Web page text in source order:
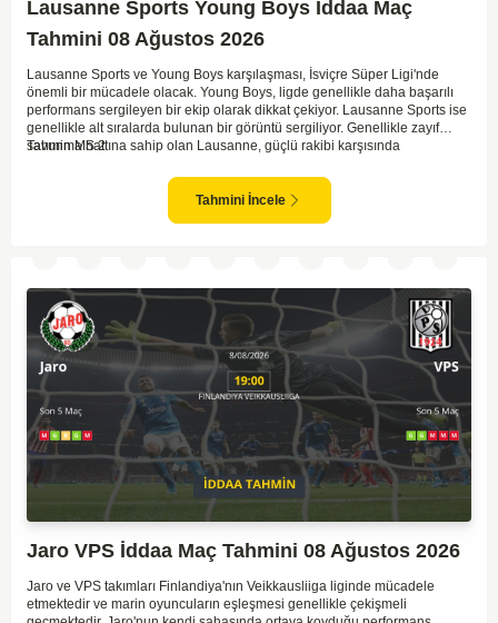
Lausanne Sports Young Boys İddaa Maç
Tahmini 08 Ağustos 2026
Lausanne Sports ve Young Boys karşılaşması, İsviçre Süper Ligi'nde
önemli bir mücadele olacak. Young Boys, ligde genellikle daha başarılı
performans sergileyen bir ekip olarak dikkat çekiyor. Lausanne Sports ise
genellikle alt sıralarda bulunan bir görüntü sergiliyor. Genellikle zayıf
savunma hattına sahip olan Lausanne, güçlü rakibi karşısında
Maçın sonucunda Young Boys'un galip gelme olasılığı yüksek görünüyor.
Tahmin MS 2
Tahmini İncele
Jaro VPS İddaa Maç Tahmini 08 Ağustos 2026
Jaro ve VPS takımları Finlandiya'nın Veikkausliiga liginde mücadele
etmektedir ve marin oyuncuların eşleşmesi genellikle çekişmeli